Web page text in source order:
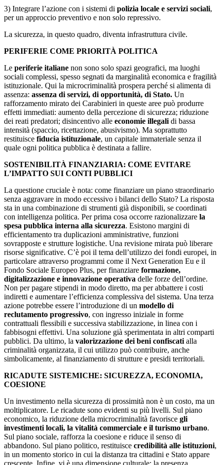
3) Integrare l’azione con i sistemi di polizia locale e servizi sociali,
per un approccio preventivo e non solo repressivo.
La sicurezza, in questo quadro, diventa infrastruttura civile.
PERIFERIE COME PRIORITÀ POLITICA
Le periferie italiane non sono solo spazi geografici, ma luoghi
sociali complessi, spesso segnati da marginalità economica e fragilità
istituzionale. Qui la microcriminalità prospera perché si alimenta di
assenza: assenza di servizi, di opportunità, di Stato. Un
rafforzamento mirato dei Carabinieri in queste aree può produrre
effetti immediati: aumento della percezione di sicurezza; riduzione
dei reati predatori; disincentivo alle economie illegali di bassa
intensità (spaccio, ricettazione, abusivismo). Ma soprattutto
restituisce fiducia istituzionale, un capitale immateriale senza il
quale ogni politica pubblica è destinata a fallire.
SOSTENIBILITÀ FINANZIARIA: COME EVITARE
L’IMPATTO SUI CONTI PUBBLICI
La questione cruciale è nota: come finanziare un piano straordinario
senza aggravare in modo eccessivo i bilanci dello Stato? La risposta
sta in una combinazione di strumenti già disponibili, se coordinati
con intelligenza politica. Per prima cosa occorre razionalizzare la
spesa pubblica interna alla sicurezza. Esistono margini di
efficientamento tra duplicazioni amministrative, funzioni
sovrapposte e strutture logistiche. Una revisione mirata può liberare
risorse significative. C’è poi il tema dell’utilizzo dei fondi europei, in
particolare attraverso programmi come il Next Generation Eu e il
Fondo Sociale Europeo Plus, per finanziare formazione,
digitalizzazione e innovazione operativa delle forze dell’ordine.
Non per pagare stipendi in modo diretto, ma per abbattere i costi
indiretti e aumentare l’efficienza complessiva del sistema. Una terza
azione potrebbe essere l’introduzione di un modello di
reclutamento progressivo, con ingresso iniziale in forme
contrattuali flessibili e successiva stabilizzazione, in linea con i
fabbisogni effettivi. Una soluzione già sperimentata in altri comparti
pubblici. Da ultimo, la valorizzazione dei beni confiscati alla
criminalità organizzata, il cui utilizzo può contribuire, anche
simbolicamente, al finanziamento di strutture e presidi territoriali.
RICADUTE SISTEMICHE: SICUREZZA, ECONOMIA,
COESIONE
Un investimento nella sicurezza di prossimità non è un costo, ma un
moltiplicatore. Le ricadute sono evidenti su più livelli. Sul piano
economico, la riduzione della microcriminalità favorisce gli
investimenti locali, la vitalità commerciale e il turismo urbano.
Sul piano sociale, rafforza la coesione e riduce il senso di
abbandono. Sul piano politico, restituisce credibilità alle istituzioni,
in un momento storico in cui la distanza tra cittadini e Stato appare
crescente. Infine, vi è una dimensione culturale: la presenza